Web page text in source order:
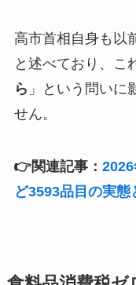
高市首相自身も以
と述べており、こ
ら 」という問いに
せん。
👉関連記事：
ど3593品目の実